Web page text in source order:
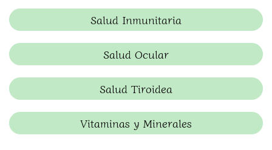
Salud Inmunitaria
Salud Ocular
Salud Tiroidea
Vitaminas y Minerales